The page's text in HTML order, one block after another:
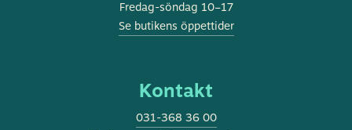
Fredag-söndag 10–17
Se butikens öppettider
Kontakt
031-368 36 00